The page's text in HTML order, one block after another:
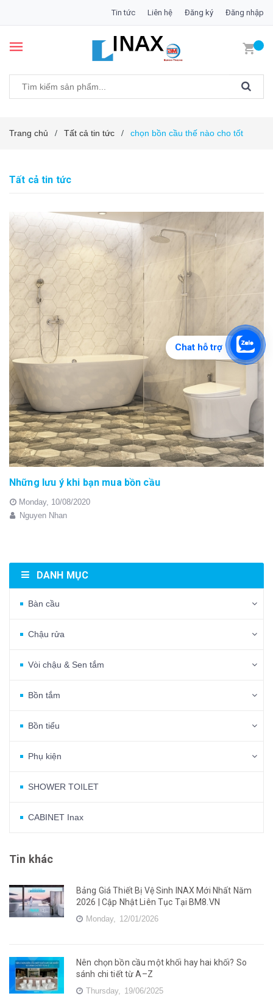
Tin tức Liên hệ Đăng ký Đăng nhập
Trang chủ / Tất cả tin tức / chọn bồn cầu thế nào cho tốt
Tất cả tin tức
Những lưu ý khi bạn mua bồn cầu
Monday, 10/08/2020
Nguyen Nhan
DANH MỤC
Bàn cầu
Chậu rửa
Vòi chậu & Sen tắm
Bồn tắm
Bồn tiểu
Phụ kiện
SHOWER TOILET
CABINET Inax
Tin khác
Bảng Giá Thiết Bị Vệ Sinh INAX Mới Nhất Năm
2026 | Cập Nhật Liên Tục Tại BM8.VN
Monday, 12/01/2026
Nên chọn bồn cầu một khối hay hai khối? So
sánh chi tiết từ A–Z
Thursday, 19/06/2025
Chat hỗ trợ